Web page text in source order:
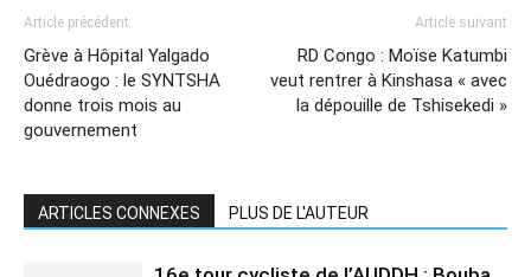
Article précédent
Grève à Hôpital Yalgado
Ouédraogo : le SYNTSHA
donne trois mois au
gouvernement
Article suivant
RD Congo : Moïse Katumbi
veut rentrer à Kinshasa « avec
la dépouille de Tshisekedi »
ARTICLES CONNEXES PLUS DE L'AUTEUR